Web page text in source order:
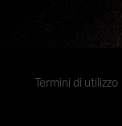
Termini di utilizzo